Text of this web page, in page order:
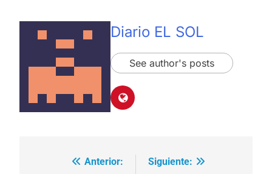
Diario EL SOL
See author's posts
Navegación
Anterior:
Siguiente: